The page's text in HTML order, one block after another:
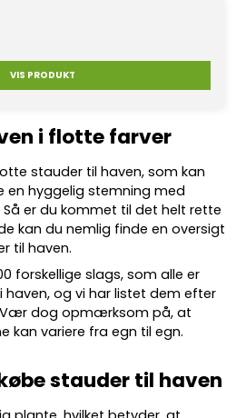
VIS PRODUKT
i flotte farver
stauder til haven, som kan
hyggelig stemning med
er du kommet til det helt rette
kan du nemlig finde en oversigt
til haven.
forskellige slags, som alle er
og vi har listet dem efter
Vær dog opmærksom på, at
kan variere fra egn til egn.
stauder til haven